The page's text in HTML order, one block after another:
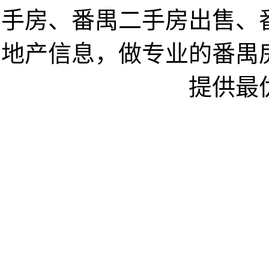
手房、番禺二手房出售
地产信息，做专业的番
提供最